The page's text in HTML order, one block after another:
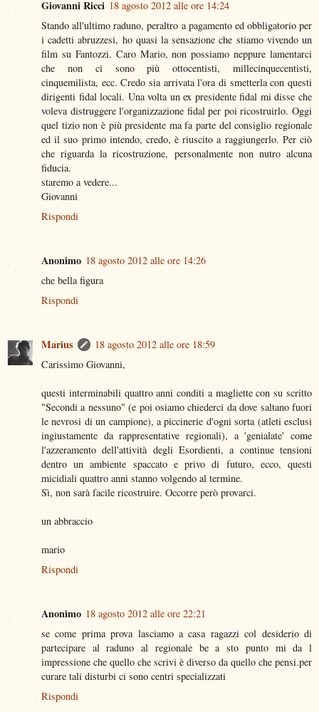
Giovanni Ricci 18 agosto 2012 alle ore 14:24
Stando all'ultimo raduno, peraltro a pagamento ed obbligatorio per
i cadetti abruzzesi, ho quasi la sensazione che stiamo vivendo un
film su Fantozzi. Caro Mario, non possiamo neppure lamentarci
che non ci sono più ottocentisti, millecinquecentisti,
cinquemilista, ecc. Credo sia arrivata l'ora di smetterla con questi
dirigenti fidal locali. Una volta un ex presidente fidal mi disse che
voleva distruggere l'organizzazione fidal per poi ricostruirlo. Oggi
quel tizio non è più presidente ma fa parte del consiglio regionale
ed il suo primo intendo, credo, è riuscito a raggiungerlo. Per ciò
che riguarda la ricostruzione, personalmente non nutro alcuna
fiducia.
staremo a vedere...
Giovanni
Rispondi
Anonimo 18 agosto 2012 alle ore 14:26
che bella figura
Rispondi
Marius
18 agosto 2012 alle ore 18:59
Carissimo Giovanni,
questi interminabili quattro anni conditi a magliette con su scritto
"Secondi a nessuno" (e poi osiamo chiederci da dove saltano fuori
le nevrosi di un campione), a piccinerie d'ogni sorta (atleti esclusi
ingiustamente da rappresentative regionali), a 'genialate' come
l'azzeramento dell'attività degli Esordienti, a continue tensioni
dentro un ambiente spaccato e privo di futuro, ecco, questi
micidiali quattro anni stanno volgendo al termine.
Sì, non sarà facile ricostruire. Occorre però provarci.
un abbraccio
mario
Rispondi
Anonimo 18 agosto 2012 alle ore 22:21
se come prima prova lasciamo a casa ragazzi col desiderio di
partecipare al raduno al regionale be a sto punto mi da l
impressione che quello che scrivi è diverso da quello che pensi.per
curare tali disturbi ci sono centri specializzati
Rispondi